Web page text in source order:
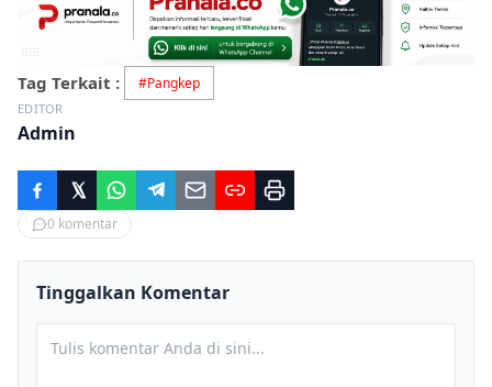
Tag Terkait : #Pangkep
EDITOR
Admin
0 komentar
Tinggalkan Komentar